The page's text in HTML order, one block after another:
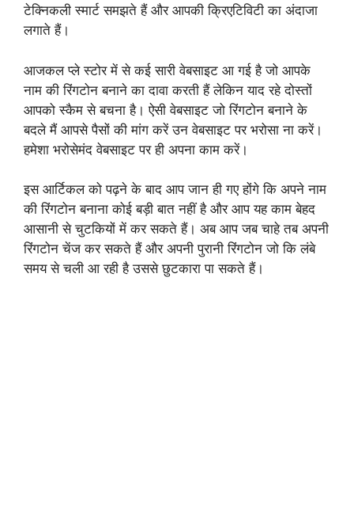
टेक्निकली स्मार्ट समझते हैं और आपकी क्रिएटिविटी का अंदाजा
लगाते हैं।
आजकल प्ले स्टोर में से कई सारी वेबसाइट आ गई है जो आपके
नाम की रिंगटोन बनाने का दावा करती हैं लेकिन याद रहे दोस्तों
आपको स्कैम से बचना है। ऐसी वेबसाइट जो रिंगटोन बनाने के
बदले मैं आपसे पैसों की मांग करें उन वेबसाइट पर भरोसा ना करें।
हमेशा भरोसेमंद वेबसाइट पर ही अपना काम करें।
इस आर्टिकल को पढ़ने के बाद आप जान ही गए होंगे कि अपने नाम
की रिंगटोन बनाना कोई बड़ी बात नहीं है और आप यह काम बेहद
आसानी से चुटकियों में कर सकते हैं। अब आप जब चाहे तब अपनी
रिंगटोन चेंज कर सकते हैं और अपनी पुरानी रिंगटोन जो कि लंबे
समय से चली आ रही है उससे छुटकारा पा सकते हैं।